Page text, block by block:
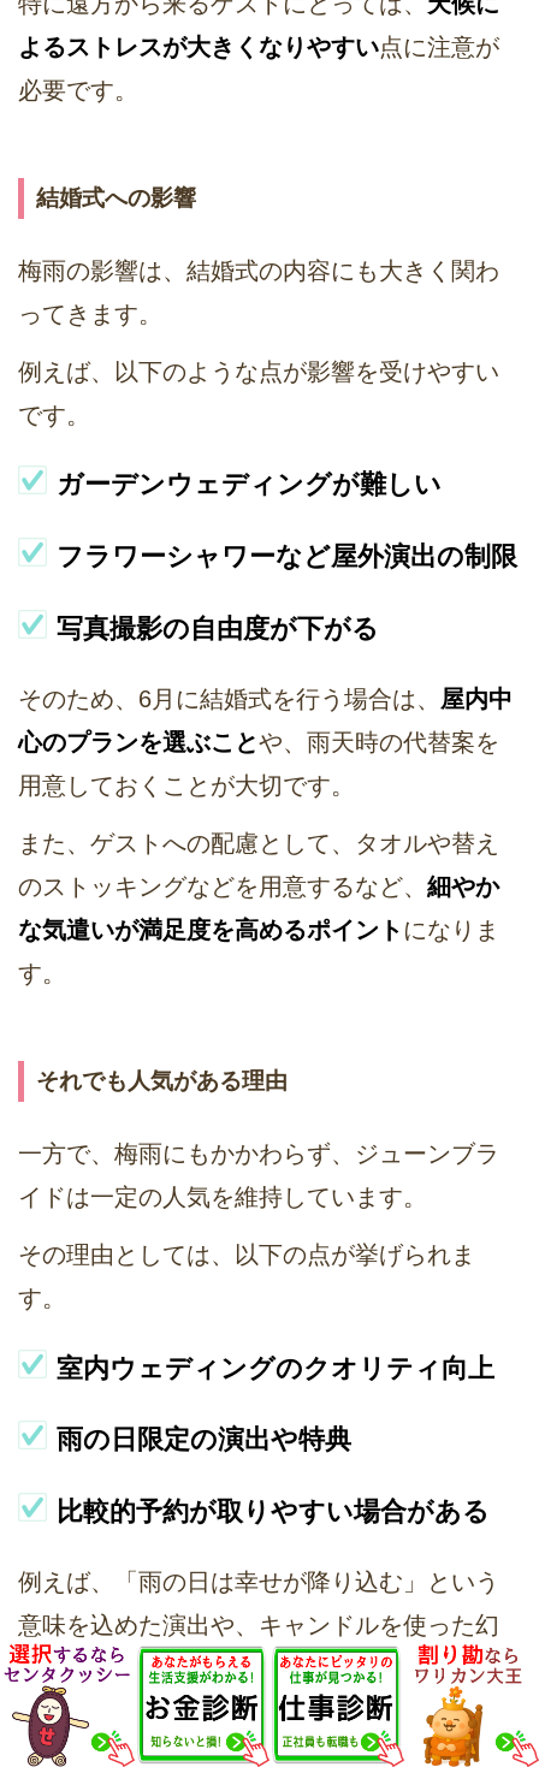
よるストレスが大きくなりやすい点に注意が
必要です。
結婚式への影響
梅雨の影響は、結婚式の内容にも大きく関わ
ってきます。
例えば、以下のような点が影響を受けやすい
です。
ガーデンウェディングが難しい
フラワーシャワーなど屋外演出の制限
写真撮影の自由度が下がる
そのため、6月に結婚式を行う場合は、 屋内中
心のプランを選ぶことや、雨天時の代替案を
用意しておくことが大切です。
また、ゲストへの配慮として、タオルや替え
のストッキングなどを用意するなど、 細やか
な気遣いが満足度を高めるポイント になりま
す。
それでも人気がある理由
一方で、梅雨にもかかわらず、ジューンブラ
イドは一定の人気を維持しています。
その理由としては、以下の点が挙げられま
す。
室内ウェディングのクオリティ向上
雨の日限定の演出や特典
比較的予約が取りやすい場合がある
例えば、「雨の日は幸せが降り込む」という
意味を込めた演出や、キャンドルを使った幻
想的な空間づくりなど、雨だからこそできる
演出もあります。